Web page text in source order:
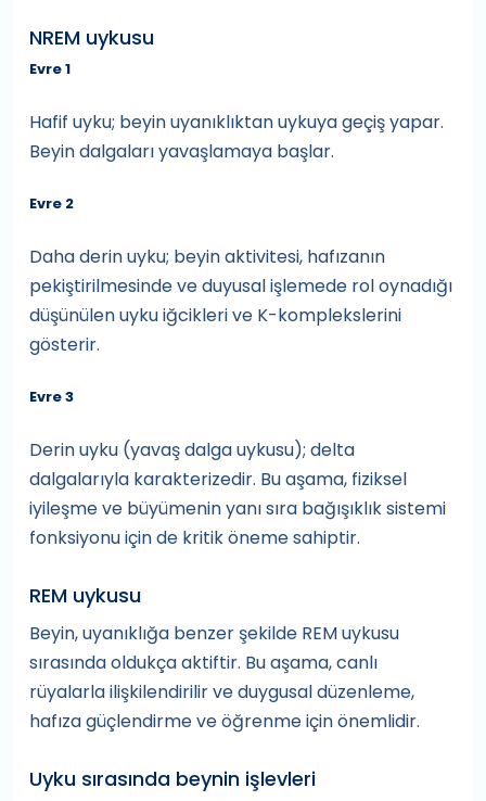
NREM uykusu
Evre 1
Hafif uyku; beyin uyanıklıktan uykuya geçiş yapar.
Beyin dalgaları yavaşlamaya başlar.
Evre 2
Daha derin uyku; beyin aktivitesi, hafızanın
pekiştirilmesinde ve duyusal işlemede rol oynadığı
düşünülen uyku iğcikleri ve K-komplekslerini
gösterir.
Evre 3
Derin uyku (yavaş dalga uykusu); delta
dalgalarıyla karakterizedir. Bu aşama, fiziksel
iyileşme ve büyümenin yanı sıra bağışıklık sistemi
fonksiyonu için de kritik öneme sahiptir.
REM uykusu
Beyin, uyanıklığa benzer şekilde REM uykusu
sırasında oldukça aktiftir. Bu aşama, canlı
rüyalarla ilişkilendirilir ve duygusal düzenleme,
hafıza güçlendirme ve öğrenme için önemlidir.
Uyku sırasında beynin işlevleri